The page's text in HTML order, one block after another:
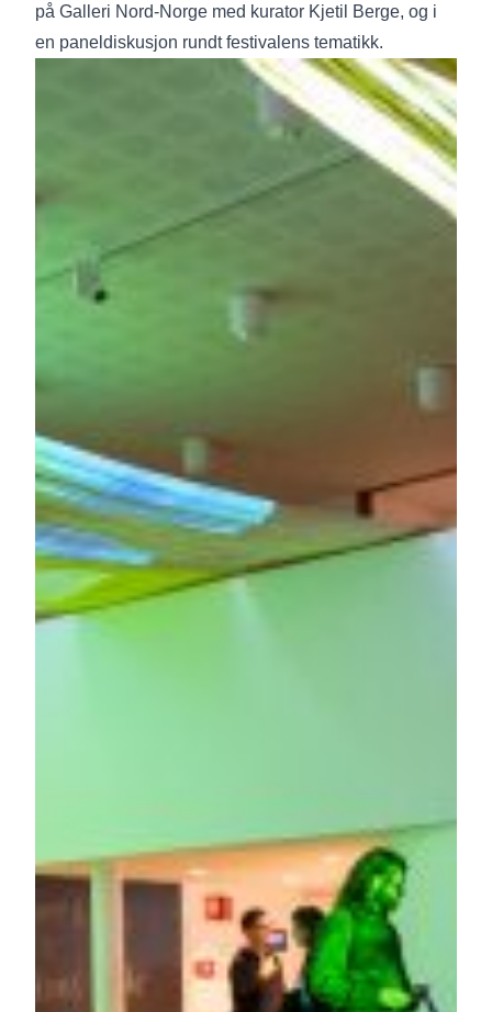
på Galleri Nord-Norge med kurator Kjetil Berge, og i
en paneldiskusjon rundt festivalens tematikk.